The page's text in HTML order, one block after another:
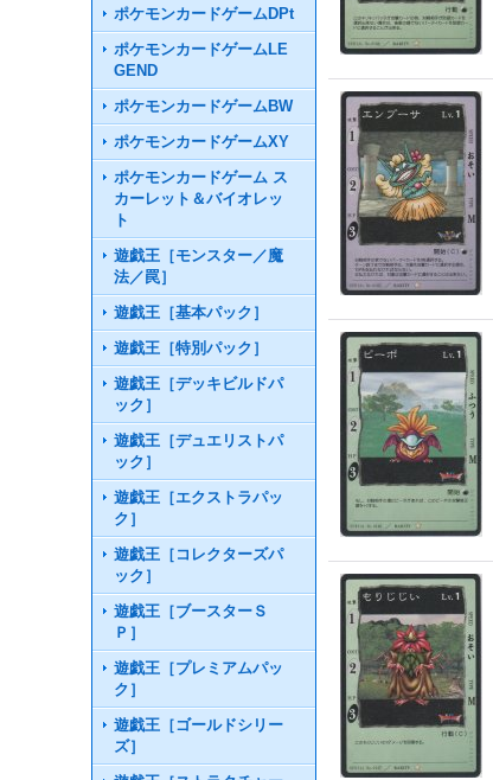
ポケモンカードゲームDPt
ポケモンカードゲームLE
GEND
ポケモンカードゲームBW
ポケモンカードゲームXY
ポケモンカードゲーム ス
カーレット＆バイオレッ
ト
遊戯王［モンスター／魔
法／罠］
遊戯王［基本パック］
遊戯王［特別パック］
遊戯王［デッキビルドパ
ック］
遊戯王［デュエリストパ
ック］
遊戯王［エクストラパッ
ク］
遊戯王［コレクターズパ
ック］
遊戯王［ブースターＳ
Ｐ］
遊戯王［プレミアムパッ
ク］
遊戯王［ゴールドシリー
ズ］